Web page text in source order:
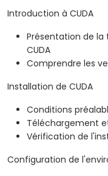
Introduction à CUDA
Présentation de
CUDA
Comprendre les
Installation de CUDA
Conditions
Téléchargement
Vérification de
Configuration de